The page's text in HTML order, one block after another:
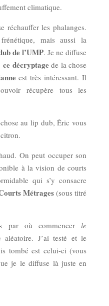
climatique.
réchauffer les phalanges.
mais aussi la
de l’UMP. Je ne diffuse
ce décryptage de la chose
est très intéressant. Il
récupère tous les
au lip dub, Éric vous
On peut occuper son
à la vision de courts
qui s’y consacre
Métrages (sous titré
par où commencerle
J’ai testé et le
tombé est celui-ci (vous
je le diffuse là juste en